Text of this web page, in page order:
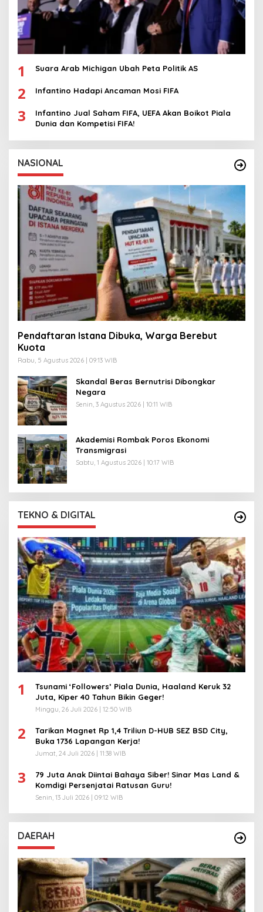
1 Suara Arab Michigan Ubah Peta Politik AS
2 Infantino Hadapi Ancaman Mosi FIFA
3
Infantino Jual Saham FIFA, UEFA Akan Boikot Piala
Dunia dan Kompetisi FIFA!
NASIONAL
Pendaftaran Istana Dibuka, Warga Berebut
Kuota
Rabu, 5 Agustus 2026 | 09:13 WIB
Skandal Beras Bernutrisi Dibongkar
Negara
Senin, 3 Agustus 2026 | 10:11 WIB
Akademisi Rombak Poros Ekonomi
Transmigrasi
Sabtu, 1 Agustus 2026 | 10:17 WIB
TEKNO & DIGITAL
1
Tsunami ‘Followers’ Piala Dunia, Haaland Keruk 32
Juta, Kiper 40 Tahun Bikin Geger!
Minggu, 26 Juli 2026 | 12:50 WIB
2
Tarikan Magnet Rp 1,4 Triliun D-HUB SEZ BSD City,
Buka 1736 Lapangan Kerja!
Jumat, 24 Juli 2026 | 11:38 WIB
3
79 Juta Anak Diintai Bahaya Siber! Sinar Mas Land &
Komdigi Persenjatai Ratusan Guru!
Senin, 13 Juli 2026 | 09:12 WIB
DAERAH